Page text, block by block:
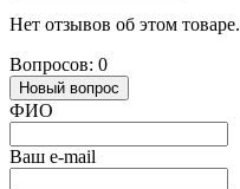
Нет отзывов об этом товаре.
Вопросов: 0
Новый вопрос
ФИО
Ваш e-mail